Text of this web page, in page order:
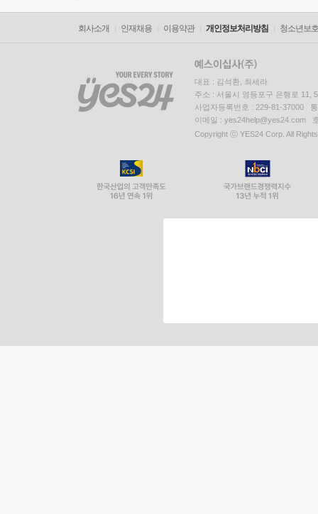
회사소개 인재채용 이용약관 개인정보처리방침 청소년보
대표 : 김석환, 최세라
주소 : 서울시 영등포구 은행로 11,
사업자등록번호 : 229-81-37000
이메일 : yes24help@yes24.com
Copyright ⓒ YES24 Corp. All